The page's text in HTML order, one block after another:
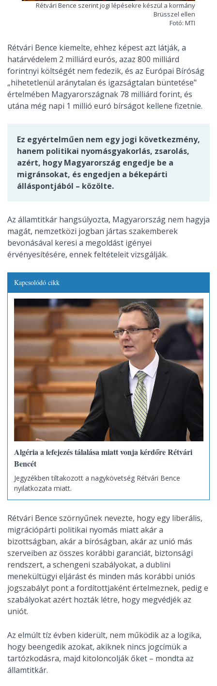
Rétvári Bence szerint jogi lépésekre készül a kormány
Brüsszel ellen
Fotó: MTI
Rétvári Bence kiemelte, ehhez képest azt látják, a
határvédelem 2 milliárd eurós, azaz 800 milliárd
forintnyi költségét nem fedezik, és az Európai Bíróság
„hihetetlenül aránytalan és igazságtalan büntetése"
értelmében Magyarországnak 78 milliárd forint, és
utána még napi 1 millió euró bírságot kellene fizetnie.
Ez egyértelműen nem egy jogi következmény,
hanem politikai nyomásgyakorlás, zsarolás,
azért, hogy Magyarország engedje be a
migránsokat, és engedjen a békepárti
álláspontjából – közölte.
Az államtitkár hangsúlyozta, Magyarország nem hagyja
magát, nemzetközi jogban jártas szakemberek
bevonásával keresi a megoldást igényei
érvényesítésére, ennek feltételeit vizsgálják.
Kapcsolódó cikk
Algéria a lefejezés tálalása miatt vonja kérdőre Rétvári
Bencét
Jegyzékben tiltakozott a nagykövetség Rétvári Bence
nyilatkozata miatt.
Rétvári Bence szörnyűnek nevezte, hogy egy liberális,
migrációpárti politikai nyomás miatt akár a
bizottságban, akár a bíróságban, akár az unió más
szerveiben az összes korábbi garanciát, biztonsági
rendszert, a schengeni szabályokat, a dublini
menekültügyi eljárást és minden más korábbi uniós
jogszabályt pont a fordítottjaként értelmeznek, pedig e
szabályokat azért hozták létre, hogy megvédjék az
uniót.
Az elmúlt tíz évben kiderült, nem működik az a logika,
hogy beengedik azokat, akiknek nincs jogcímük a
tartózkodásra, majd kitoloncolják őket – mondta az
államtitkár.